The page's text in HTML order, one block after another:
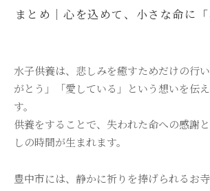
まとめ｜心を込めて、小さな命に
水子供養は、悲しみを癒すためだけの行
がとう」「愛している」という想いを伝
す。
供養をすることで、失われた命への感謝
しの時間が生まれます。
豊中市には、静かに祈りを捧げられるお